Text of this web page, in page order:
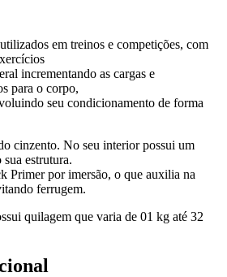
em treinos e competições, com
incrementando as cargas e
para o corpo,
seu condicionamento de forma
cinzento. No seu interior possui um
estrutura.
Primer por imersão, o que auxilia na
ferrugem.
quilagem que varia de 01 kg até 32